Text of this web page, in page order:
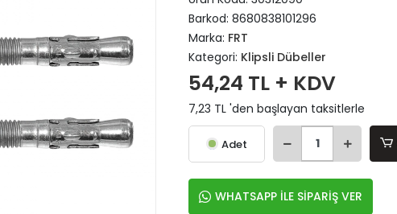
Barkod:8680838101296
Marka: FRT
Kategori: Klipsli Dübeller
54,24 TL + KDV
7,23 TL 'den başlayan taksitlerle
Adet
WHATSAPP İLE SİPARİŞ VER